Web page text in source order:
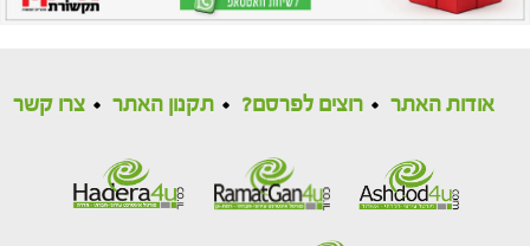
אודות האתר רוצים לפרסם? תקנון האתר צרו קשר